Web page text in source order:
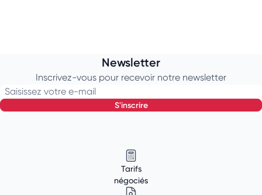
Newsletter
Inscrivez-vous pour recevoir notre newsletter
Saisissez votre e-mail
s'inscrire
Tarifs
négociés